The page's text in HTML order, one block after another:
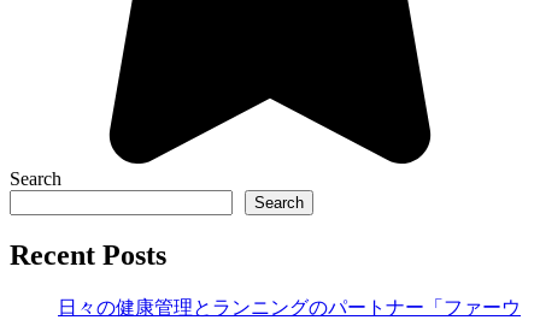
Search
Search
Recent Posts
日々の健康管理とランニングのパートナー「ファーウ